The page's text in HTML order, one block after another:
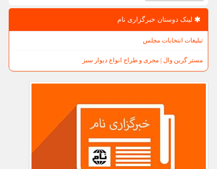
لینک دوستان خبرگزاری نام
تبلیغات انتخابات مجلس
مستر گرین وال | مجری و طراح انواع دیوار سبز